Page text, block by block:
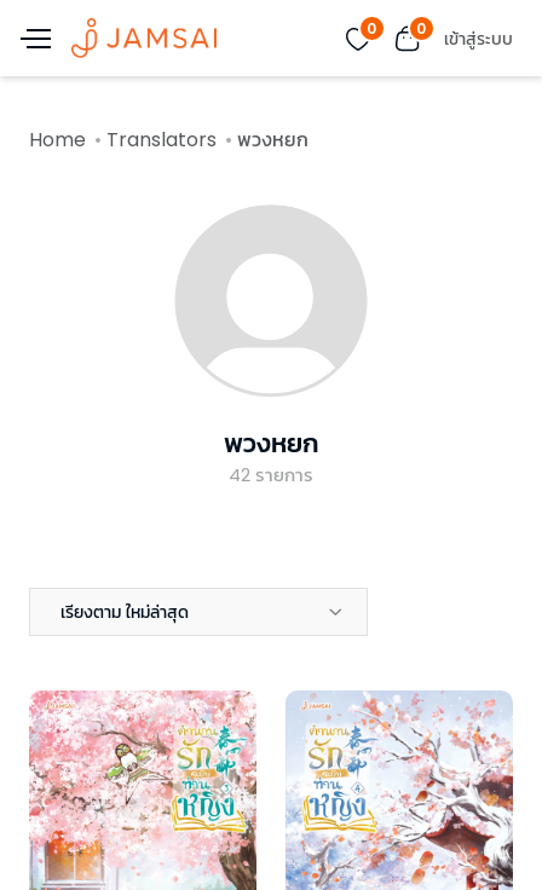
0 0 เข้าสู่ระบบ
Home Translators พวงหยก
พวงหยก
42รายการ
เรียงตาม ใหม่ล่าสุด